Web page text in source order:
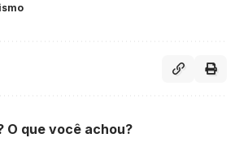
O que você achou?